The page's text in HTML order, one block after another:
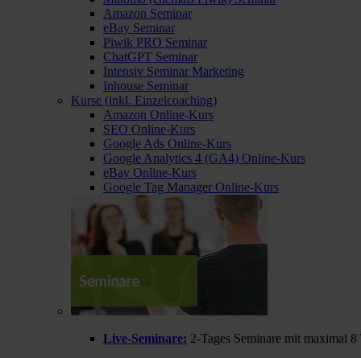
Amazon Seminar
eBay Seminar
Piwik PRO Seminar
ChatGPT Seminar
Intensiv Seminar Marketing
Inhouse Seminar
Kurse (inkl. Einzelcoaching)
Amazon Online-Kurs
SEO Online-Kurs
Google Ads Online-Kurs
Google Analytics 4 (GA4) Online-Kurs
eBay Online-Kurs
Google Tag Manager Online-Kurs
Live-Seminare: 2-Tages Seminare mit maximal